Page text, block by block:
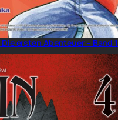
ersten Abenteuer – Band 1